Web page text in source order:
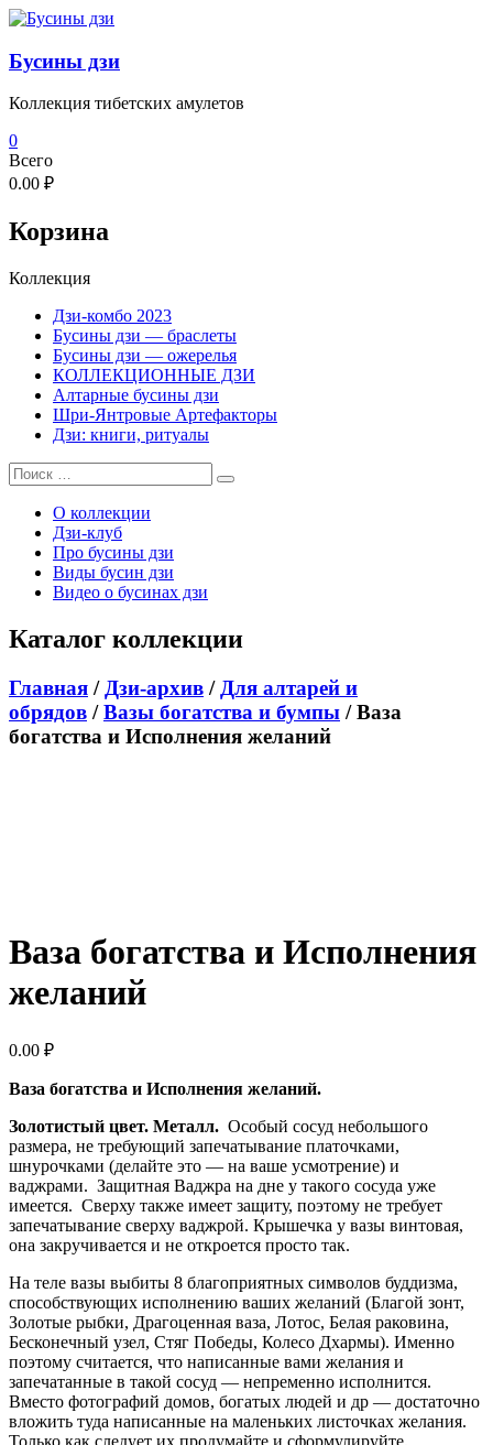
Перейти
содержимому
Бусины дзи
Коллекция тибетских амулетов
0
Всего
0.00 ₽
Корзина
Коллекция
Дзи-комбо 2023
Бусины дзи — браслеты
Бусины дзи — ожерелья
КОЛЛЕКЦИОННЫЕ ДЗИ
Алтарные бусины дзи
Шри-Янтровые Артефакторы
Дзи: книги, ритуалы
О коллекции
Дзи-клуб
Про бусины дзи
Виды бусин дзи
Видео о бусинах дзи
Каталог коллекции
Главная / Дзи-архив / Для алтарей и
обрядов /Вазы богатства и бумпы / Ваза
богатства и Исполнения желаний
Ваза богатства и Исполнения
желаний
0.00 ₽
Ваза богатства и Исполнения желаний.
Золотистый цвет. Металл. Особый сосуд небольшого
размера, не требующий запечатывание платочками,
шнурочками (делайте это — на ваше усмотрение) и
ваджрами. Защитная Ваджра на дне у такого сосуда уже
имеется. Сверху также имеет защиту, поэтому не требует
запечатывание сверху ваджрой. Крышечка у вазы винтовая,
она закручивается и не откроется просто так.
На теле вазы выбиты 8 благоприятных символов буддизма,
способствующих исполнению ваших желаний (Благой зонт,
Золотые рыбки, Драгоценная ваза, Лотос, Белая раковина,
Бесконечный узел, Стяг Победы, Колесо Дхармы). Именно
поэтому считается, что написанные вами желания и
запечатанные в такой сосуд — непременно исполнится.
Вместо фотографий домов, богатых людей и др — достаточно
вложить туда написанные на маленьких листочках желания.
Только как следует их продумайте и сформулируйте.